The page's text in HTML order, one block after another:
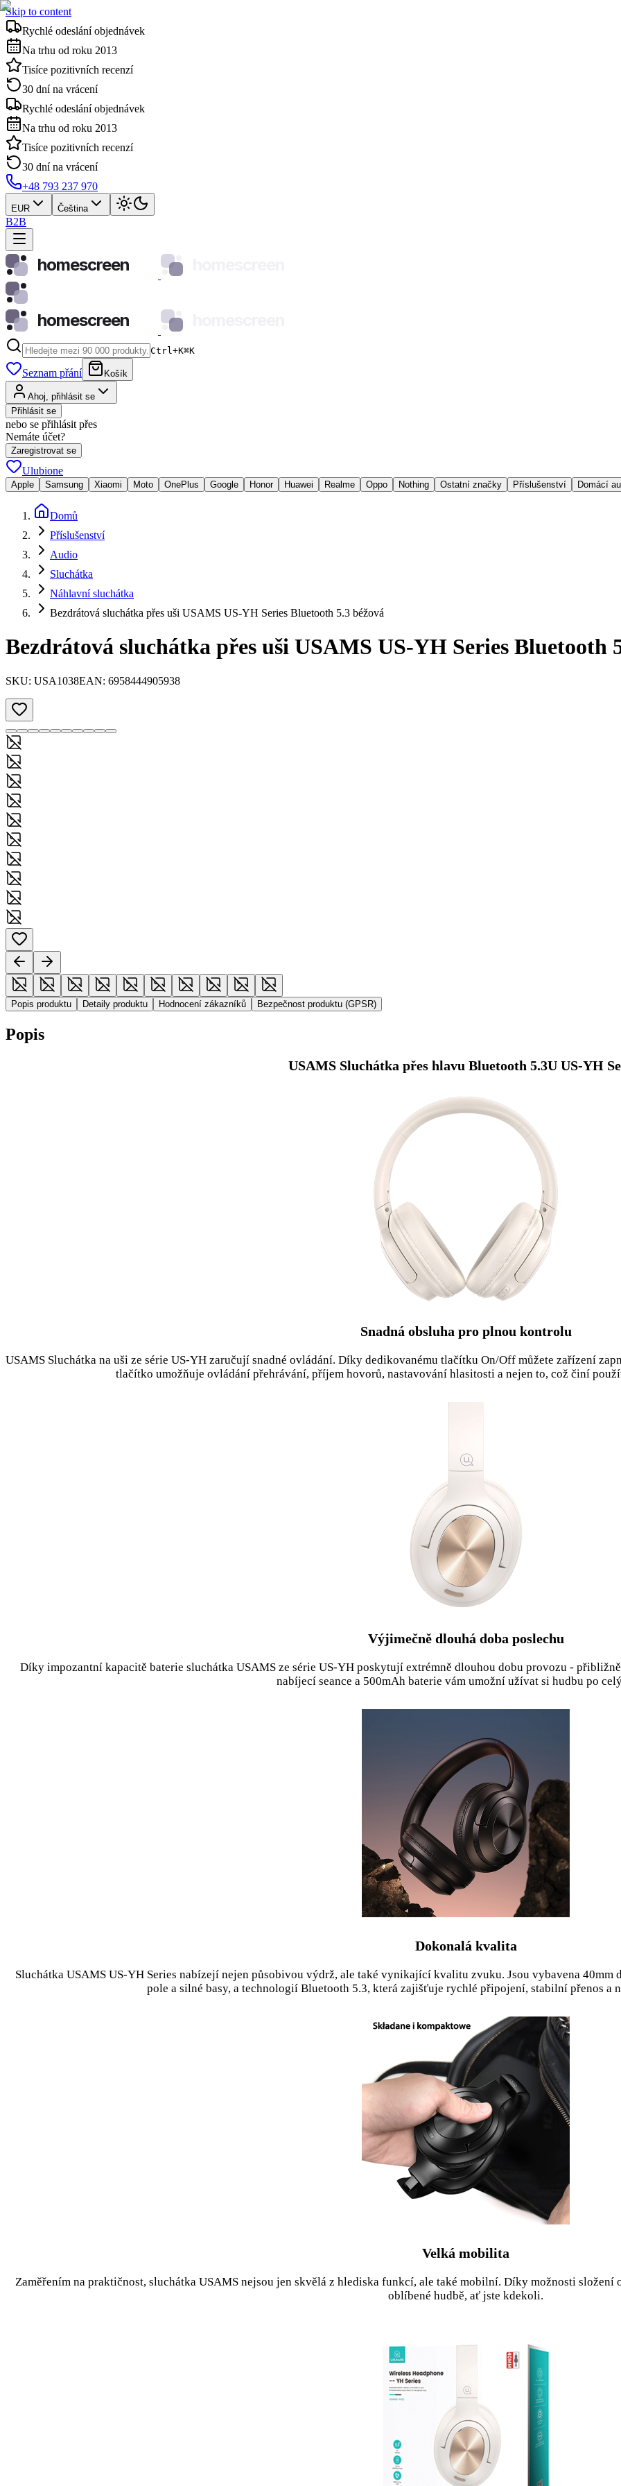
Skip to content
Rychlé odeslání objednávek
Na trhu od roku 2013
Tisíce pozitivních recenzí
30 dní na vrácení
Rychlé odeslání objednávek
Na trhu od roku 2013
Tisíce pozitivních recenzí
30 dní na vrácení
+48 793 237 970
EUR Čeština
B2B
homescreen
homescreen
Ctrl+K⌘K
Seznam přání Košík
Ahoj, přihlásit se
Přihlásit se
nebo se přihlásit přes
Nemáte účet?
Zaregistrovat se
Ulubione
Apple Samsung Xiaomi Moto OnePlus Google Honor Huawei Realme Oppo Nothing Ostatní značky Příslušenství Domácí
Domů
Příslušenství
Audio
Sluchátka
Náhlavní sluchátka
Bezdrátová sluchátka přes uši USAMS US-YH Series Bluetooth 5.3 béžová
Bezdrátová sluchátka přes uši USAMS US-YH Series Bluetooth
SKU: USA1038EAN: 6958444905938
Popis produktu Detaily produktu Hodnocení zákazníků Bezpečnost produktu (GPSR)
Popis
USAMS Sluchátka přes hlavu Bluetooth 5.3U US-YH
Snadná obsluha pro plnou kontrolu
USAMS Sluchátka na uši ze série US-YH zaručují snadné ovládání. Díky dedikovanému tlačítku On/Off můžete zařízení
tlačítko umožňuje ovládání přehrávání, příjem hovorů, nastavování hlasitosti a nejen to, což činí
Výjimečně dlouhá doba poslechu
Díky impozantní kapacitě baterie sluchátka USAMS ze série US-YH poskytují extrémně dlouhou dobu provozu -
nabíjecí seance a 500mAh baterie vám umožní užívat si hudbu po
Dokonalá kvalita
Sluchátka USAMS US-YH Series nabízejí nejen působivou výdrž, ale také vynikající kvalitu zvuku. Jsou vybavena
pole a silné basy, a technologií Bluetooth 5.3, která zajišťuje rychlé připojení, stabilní přenos a
Velká mobilita
Zaměřením na praktičnost, sluchátka USAMS nejsou jen skvělá z hlediska funkcí, ale také mobilní. Díky možnosti složení
oblíbené hudbě, ať jste kdekoli.